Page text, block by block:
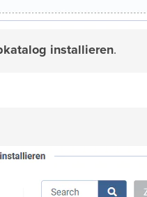
installieren.